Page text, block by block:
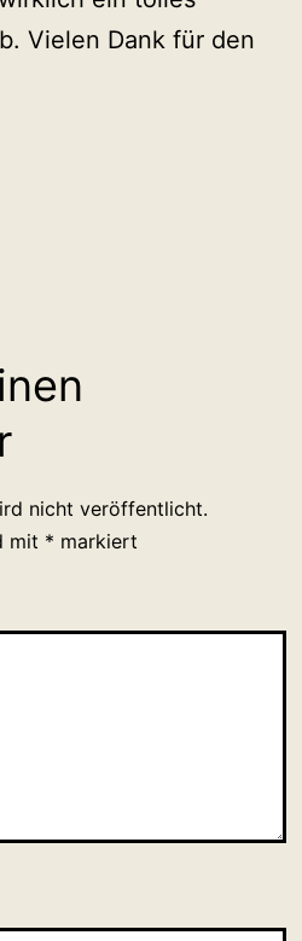
Vielen Dank für den
nicht veröffentlicht.
mit * markiert